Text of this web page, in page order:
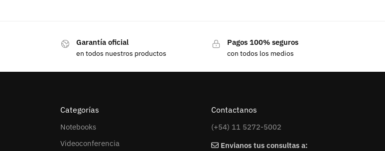
Garantía oficial
en todos nuestros productos
Pagos 100% seguros
con todos los medios
Categorías
Notebooks
Videoconferencia
Contactanos
(+54) 11 5272-5002
Envianos tus consultas a: